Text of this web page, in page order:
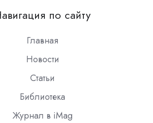
Slack
по сайту
Главная
Новости
Статьи
Библиотека
Журнал в iMag